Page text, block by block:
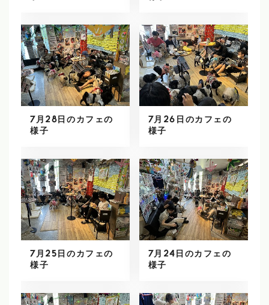
7月28日のカフェの
様子
7月26日のカフェの
様子
7月25日のカフェの
様子
7月24日のカフェの
様子